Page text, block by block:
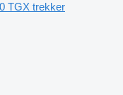
TGX trekker